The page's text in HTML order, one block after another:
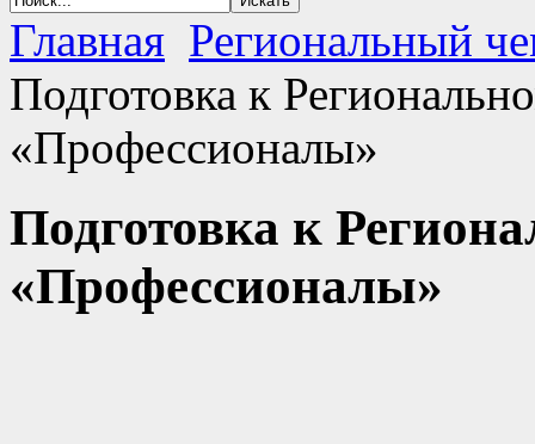
Главная Региональный
Подготовка к
«Профессионалы»
Подготовка к
«Профессионалы»